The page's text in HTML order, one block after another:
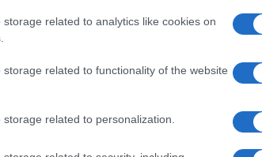
related to analytics like cookies on
related to functionality of the website
related to personalization.
támaszkodik, amely a 22,5W-os gyorstöltést
28-án két másik telefon társaságában.